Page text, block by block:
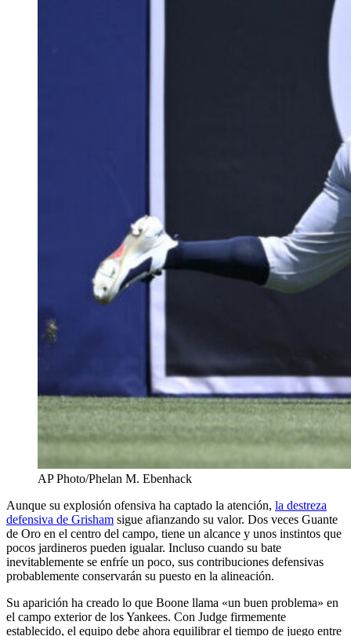
AP Photo/Phelan M. Ebenhack
Aunque su explosión ofensiva ha captado la atención, la destreza
defensiva de Grisham sigue afianzando su valor. Dos veces Guante
de Oro en el centro del campo, tiene un alcance y unos instintos que
pocos jardineros pueden igualar. Incluso cuando su bate
inevitablemente se enfríe un poco, sus contribuciones defensivas
probablemente conservarán su puesto en la alineación.
Su aparición ha creado lo que Boone llama «un buen problema» en
el campo exterior de los Yankees. Con Judge firmemente
establecido, el equipo debe ahora equilibrar el tiempo de juego entre